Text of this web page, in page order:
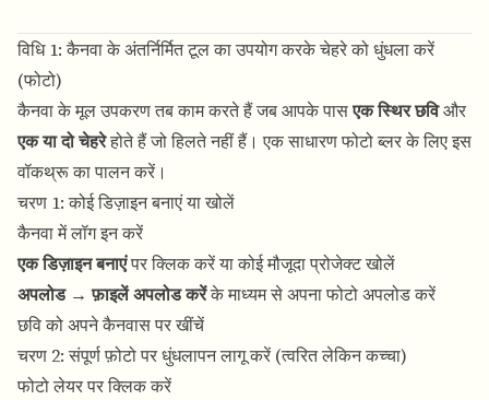
विधि 1: कैनवा के अंतर्निर्मित टूल का उपयोग करके चेहरे को धुंधला करें
(फोटो)
कैनवा के मूल उपकरण तब काम करते हैं जब आपके पासएक स्थिर छविऔर
एक या दो चेहरेहोते हैं जो हिलते नहीं हैं। एक साधारण फोटो ब्लर के लिए इस
वॉकथ्रू का पालन करें।
चरण 1: कोई डिज़ाइन बनाएं या खोलें
कैनवामें लॉग इन करें
एक डिज़ाइन बनाएंपर क्लिक करें या कोई मौजूदा प्रोजेक्ट खोलें
अपलोड→फ़ाइलें अपलोड करेंके माध्यम से अपना फोटो अपलोड करें
छवि को अपने कैनवास पर खींचें
चरण 2: संपूर्ण फ़ोटो पर धुंधलापन लागू करें (त्वरित लेकिन कच्चा)
फोटो लेयर पर क्लिक करें